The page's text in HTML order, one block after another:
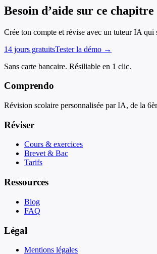
Besoin d’aide sur ce chapitre
Crée ton compte et révise avec un tuteur IA qui
14 jours gratuitsTester la démo →
Sans carte bancaire. Résiliable en 1 clic.
Comprendo
Révision scolaire personnalisée par IA, de la
Réviser
Cours & exercices
Brevet & Bac
Tarifs
Ressources
Blog
FAQ
Légal
Mentions légales